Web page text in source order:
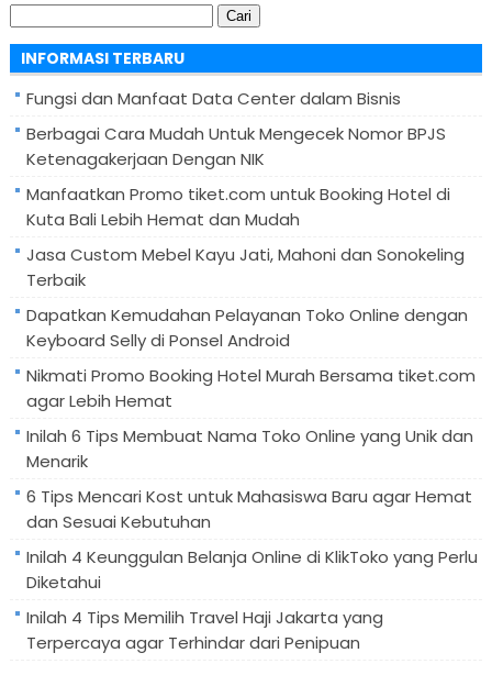
Cari
untuk:
INFORMASI TERBARU
Fungsi dan Manfaat Data Center dalam Bisnis
Berbagai Cara Mudah Untuk Mengecek Nomor BPJS
Ketenagakerjaan Dengan NIK
Manfaatkan Promo tiket.com untuk Booking Hotel di
Kuta Bali Lebih Hemat dan Mudah
Jasa Custom Mebel Kayu Jati, Mahoni dan Sonokeling
Terbaik
Dapatkan Kemudahan Pelayanan Toko Online dengan
Keyboard Selly di Ponsel Android
Nikmati Promo Booking Hotel Murah Bersama tiket.com
agar Lebih Hemat
Inilah 6 Tips Membuat Nama Toko Online yang Unik dan
Menarik
6 Tips Mencari Kost untuk Mahasiswa Baru agar Hemat
dan Sesuai Kebutuhan
Inilah 4 Keunggulan Belanja Online di KlikToko yang Perlu
Diketahui
Inilah 4 Tips Memilih Travel Haji Jakarta yang
Terpercaya agar Terhindar dari Penipuan